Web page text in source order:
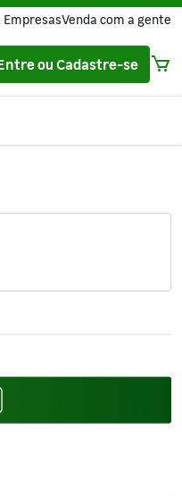
EmpresasVenda com a gente
ou Cadastre-se